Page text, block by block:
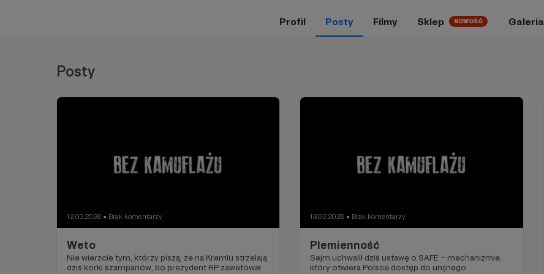
Profil Posty Filmy Sklep NOWOŚĆ Galeria
Posty
12.03.2026 ● Brak komentarzy
Weto
Nie wierzcie tym, którzy piszą, że na Kremlu strzelają
dziś korki szampanów, bo prezydent RP zawetował
13.02.2026 ● Brak komentarzy
Plemienność
Sejm uchwalił dziś ustawę o SAFE – mechanizmie,
który otwiera Polsce dostęp do unijnego